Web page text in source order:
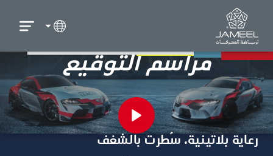
مراسم التوقيع
رعاية بلاتينية، سُطرت بالشغف